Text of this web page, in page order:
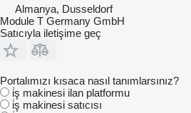
Almanya, Dusseldorf
Module T Germany GmbH
Satıcıyla iletişime geç
Portalımızı kısaca nasıl tanımlarsınız?
i̇ş makinesi ilan platformu
i̇ş makinesi satıcısı